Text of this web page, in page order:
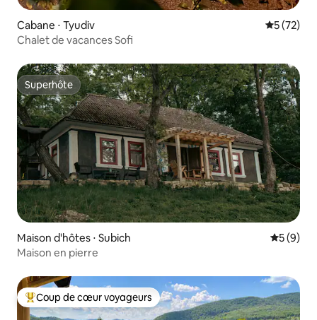
Cabane ⋅ Tyudiv
5 (72)
Chalet de vacances Sofi
Superhôte
Superhôte
Maison d'hôtes ⋅ Subich
5 (9)
Maison en pierre
Coups de cœur voyageurs les plus appréciés
Coup de cœur voyageurs